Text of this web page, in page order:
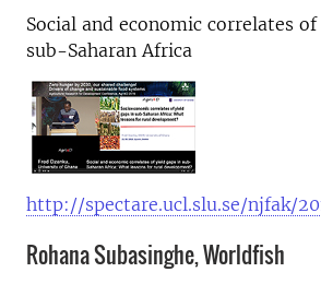
Social and economic correlates
sub-Saharan Africa
http://spectare.ucl.slu.se/njfak/
Rohana Subasinghe, Worldfish